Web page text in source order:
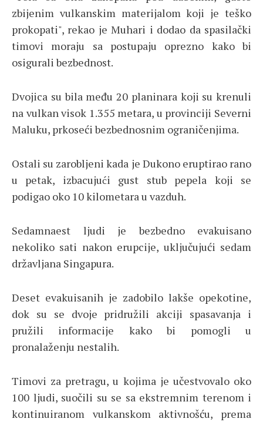
zbijenim vulkanskim materijalom koji je teško
prokopati", rekao je Muhari i dodao da spasilački
timovi moraju sa postupaju oprezno kako bi
osigurali bezbednost.
Dvojica su bila među 20 planinara koji su krenuli
na vulkan visok 1.355 metara, u provinciji Severni
Maluku, prkoseći bezbednosnim ograničenjima.
Ostali su zarobljeni kada je Dukono eruptirao rano
u petak, izbacujući gust stub pepela koji se
podigao oko 10 kilometara u vazduh.
Sedamnaest ljudi je bezbedno evakuisano
nekoliko sati nakon erupcije, uključujući sedam
državljana Singapura.
Deset evakuisanih je zadobilo lakše opekotine,
dok su se dvoje pridružili akciji spasavanja i
pružili informacije kako bi pomogli u
pronalaženju nestalih.
Timovi za pretragu, u kojima je učestvovalo oko
100 ljudi, suočili su se sa ekstremnim terenom i
kontinuiranom vulkanskom aktivnošću, prema